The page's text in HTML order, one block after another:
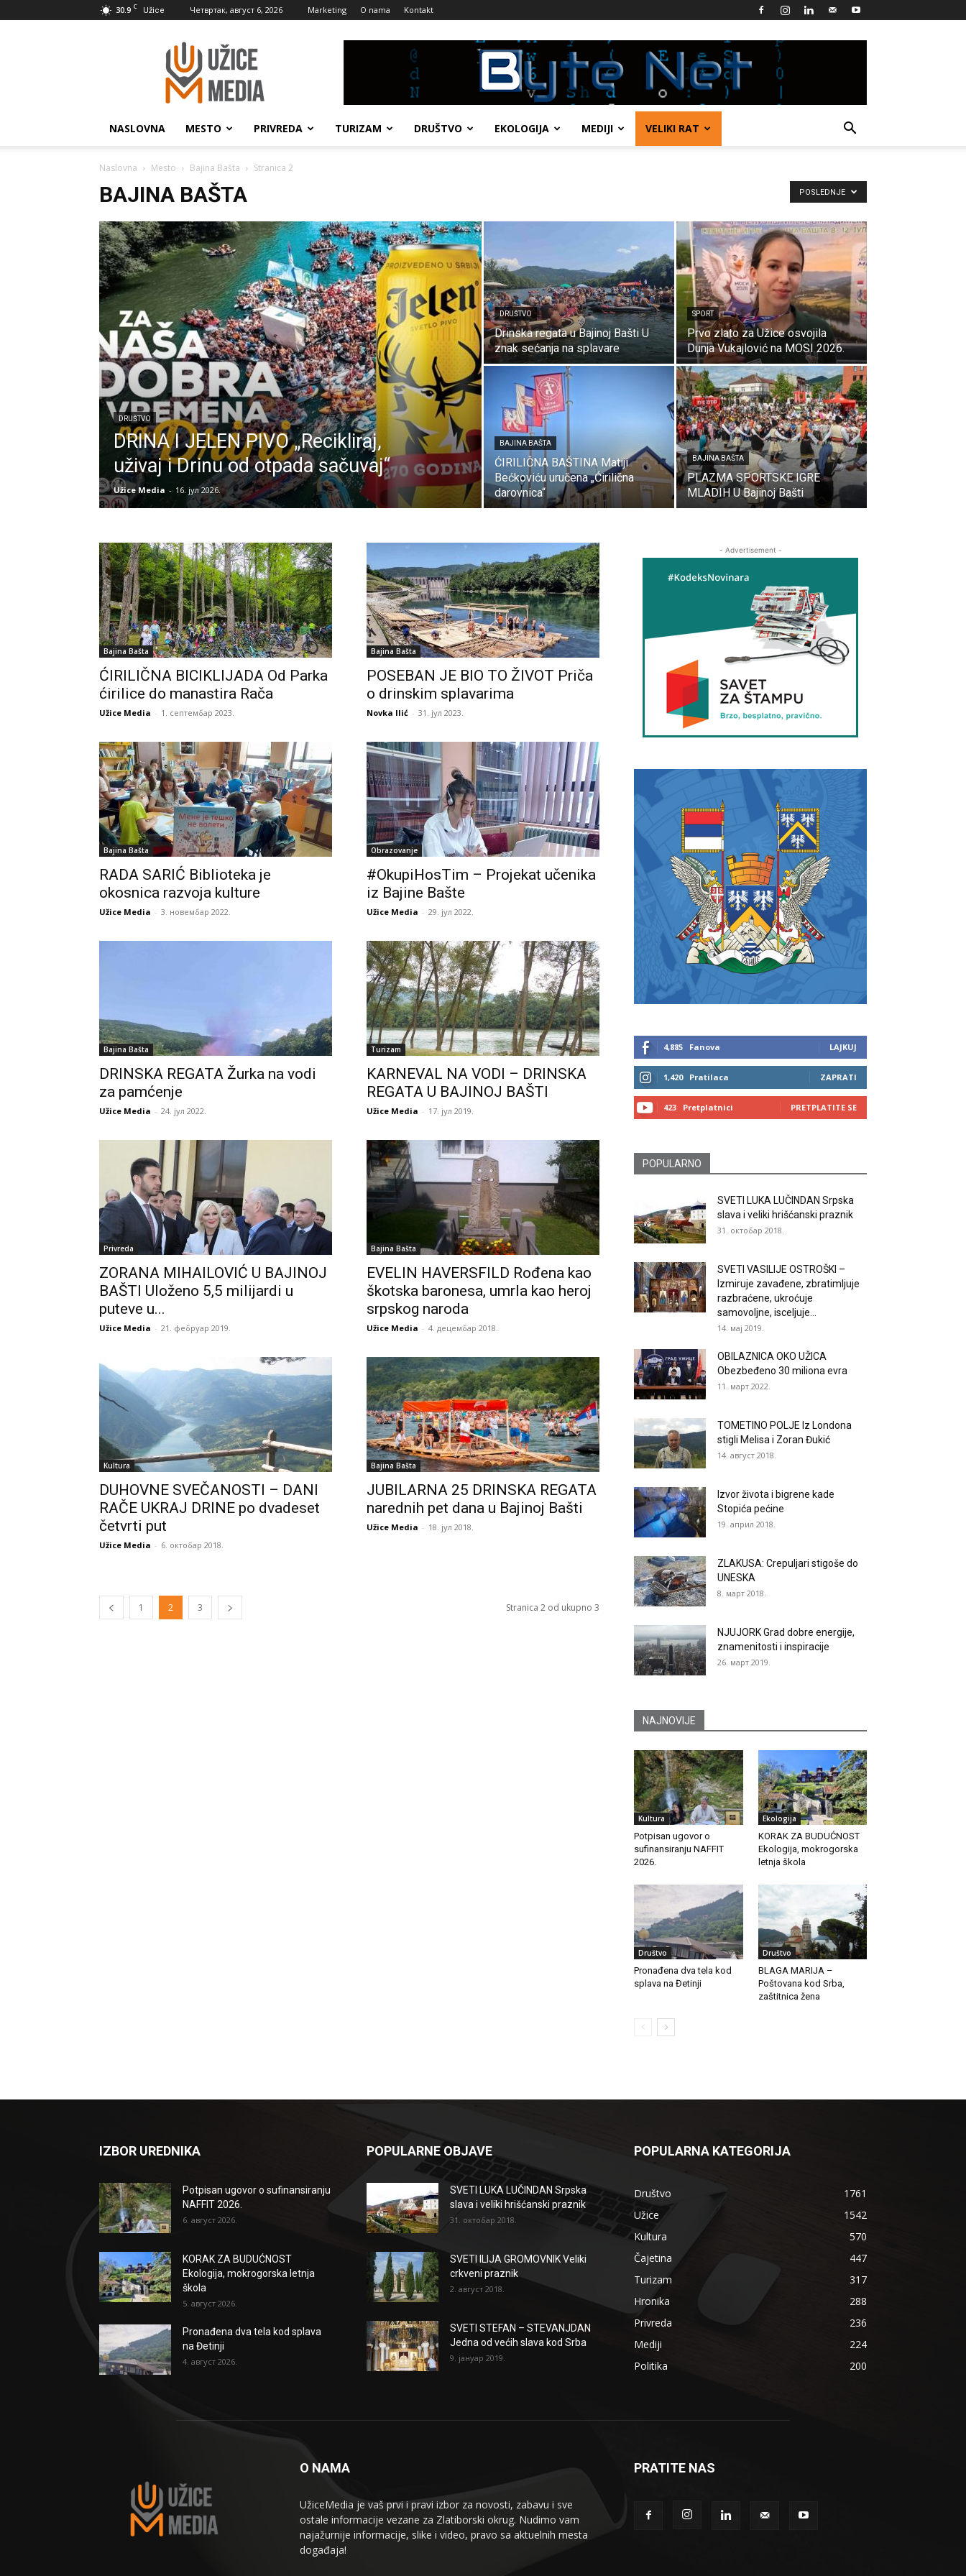
30.9 C Užice Четвртак, август 6, 2026 Marketing O nama Kontakt
UžiceMedia
NASLOVNA MESTO PRIVREDA TURIZAM DRUŠTVO EKOLOGIJA MEDIJI VELIKI RAT
Naslovna Mesto Bajina Bašta Stranica 2
BAJINA BAŠTA POSLEDNJE
DRUŠTVO
DRINA I JELEN PIVO „Recikliraj,
uživaj i Drinu od otpada sačuvaj“
Užice Media - 16. јул 2026.
DRUŠTVO
Drinska regata u Bajinoj Bašti U
znak sećanja na splavare
SPORT
Prvo zlato za Užice osvojila
Dunja Vukajlović na MOSI 2026.
BAJINA BAŠTA
ĆIRILIČNA BAŠTINA Matiji
Bećkoviću uručena „Ćirilična
darovnica“
BAJINA BAŠTA
PLAZMA SPORTSKE IGRE
MLADIH U Bajinoj Bašti
Bajina Bašta
ĆIRILIČNA BICIKLIJADA Od Parka
ćirilice do manastira Rača
Užice Media - 1. септембар 2023.
Bajina Bašta
POSEBAN JE BIO TO ŽIVOT Priča
o drinskim splavarima
Novka Ilić - 31. јул 2023.
Bajina Bašta
RADA SARIĆ Biblioteka je
okosnica razvoja kulture
Užice Media - 3. новембар 2022.
Obrazovanje
#OkupiHosTim – Projekat učenika
iz Bajine Bašte
Užice Media - 29. јул 2022.
Bajina Bašta
DRINSKA REGATA Žurka na vodi
za pamćenje
Užice Media - 24. јул 2022.
Turizam
KARNEVAL NA VODI – DRINSKA
REGATA U BAJINOJ BAŠTI
Užice Media - 17. јул 2019.
Privreda
ZORANA MIHAILOVIĆ U BAJINOJ
BAŠTI Uloženo 5,5 milijardi u
puteve u...
Užice Media - 21. фебруар 2019.
Bajina Bašta
EVELIN HAVERSFILD Rođena kao
škotska baronesa, umrla kao heroj
srpskog naroda
Užice Media - 4. децембар 2018.
Kultura
DUHOVNE SVEČANOSTI – DANI
RAČE UKRAJ DRINE po dvadeset
četvrti put
Užice Media - 6. октобар 2018.
Bajina Bašta
JUBILARNA 25 DRINSKA REGATA
narednih pet dana u Bajinoj Bašti
Užice Media - 18. јул 2018.
1 2 3 Stranica 2 od ukupno 3
- Advertisement -
4,885 Fanova LAJKUJ
1,420 Pratilaca ZAPRATI
423 Pretplatnici PRETPLATITE SE
POPULARNO
SVETI LUKA LUČINDAN Srpska
slava i veliki hrišćanski praznik
31. октобар 2018.
SVETI VASILIJE OSTROŠKI –
Izmiruje zavađene, zbratimljuje
razbraćene, ukroćuje
samovoljne, isceljuje...
14. мај 2019.
OBILAZNICA OKO UŽICA
Obezbeđeno 30 miliona evra
11. март 2022.
TOMETINO POLJE Iz Londona
stigli Melisa i Zoran Đukić
14. август 2018.
Izvor života i bigrene kade
Stopića pećine
19. април 2018.
ZLAKUSA: Crepuljari stigoše do
UNESKA
8. март 2018.
NJUJORK Grad dobre energije,
znamenitosti i inspiracije
26. март 2019.
NAJNOVIJE
Kultura
Potpisan ugovor o
sufinansiranju NAFFIT
2026.
Ekologija
KORAK ZA BUDUĆNOST
Ekologija, mokrogorska
letnja škola
Društvo
Pronađena dva tela kod
splava na Đetinji
Društvo
BLAGA MARIJA –
Poštovana kod Srba,
zaštitnica žena
IZBOR UREDNIKA
Potpisan ugovor o sufinansiranju
NAFFIT 2026.
6. август 2026.
KORAK ZA BUDUĆNOST
Ekologija, mokrogorska letnja
škola
5. август 2026.
Pronađena dva tela kod splava
na Đetinji
4. август 2026.
POPULARNE OBJAVE
SVETI LUKA LUČINDAN Srpska
slava i veliki hrišćanski praznik
31. октобар 2018.
SVETI ILIJA GROMOVNIK Veliki
crkveni praznik
2. август 2018.
SVETI STEFAN – STEVANJDAN
Jedna od većih slava kod Srba
9. јануар 2019.
POPULARNA KATEGORIJA
Društvo
1761
Užice
1542
Kultura
570
Čajetina
447
Turizam
317
Hronika
288
Privreda
236
Mediji
224
Politika
200
O NAMA
UžiceMedia je vaš prvi i pravi izbor za novosti, zabavu i sve
ostale informacije vezane za Zlatiborski okrug. Nudimo vam
najažurnije informacije, slike i video, pravo sa aktuelnih mesta
događaja!
PRATITE NAS